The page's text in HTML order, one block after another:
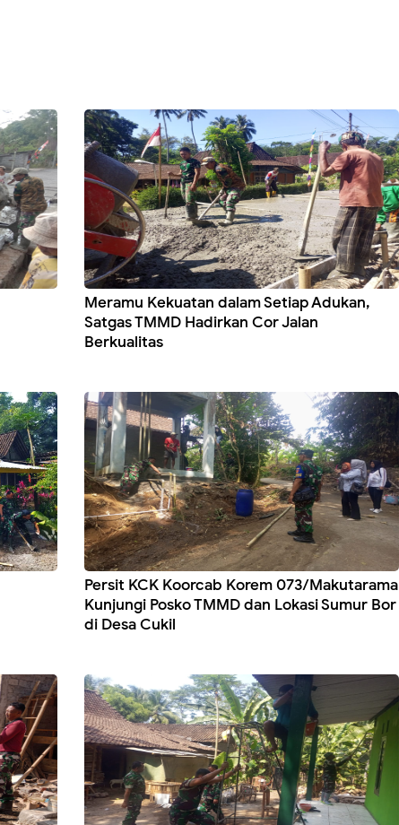
Meramu Kekuatan dalam Setiap Adukan,
Satgas TMMD Hadirkan Cor Jalan
Berkualitas
Persit KCK Koorcab Korem 073/Makutarama
Kunjungi Posko TMMD dan Lokasi Sumur Bor
di Desa Cukil